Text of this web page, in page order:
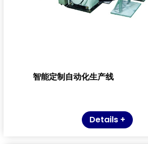
智能定制自动化生产线
Details +